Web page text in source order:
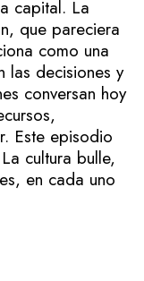
capital. La
que pareciera
como una
las decisiones y
conversan hoy
Este episodio
cultura bulle,
en cada uno